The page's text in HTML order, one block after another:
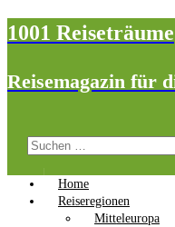
1001 Reiseträume
Reisemagazin für
Suchen
Home
Reiseregionen
Mitteleuropa